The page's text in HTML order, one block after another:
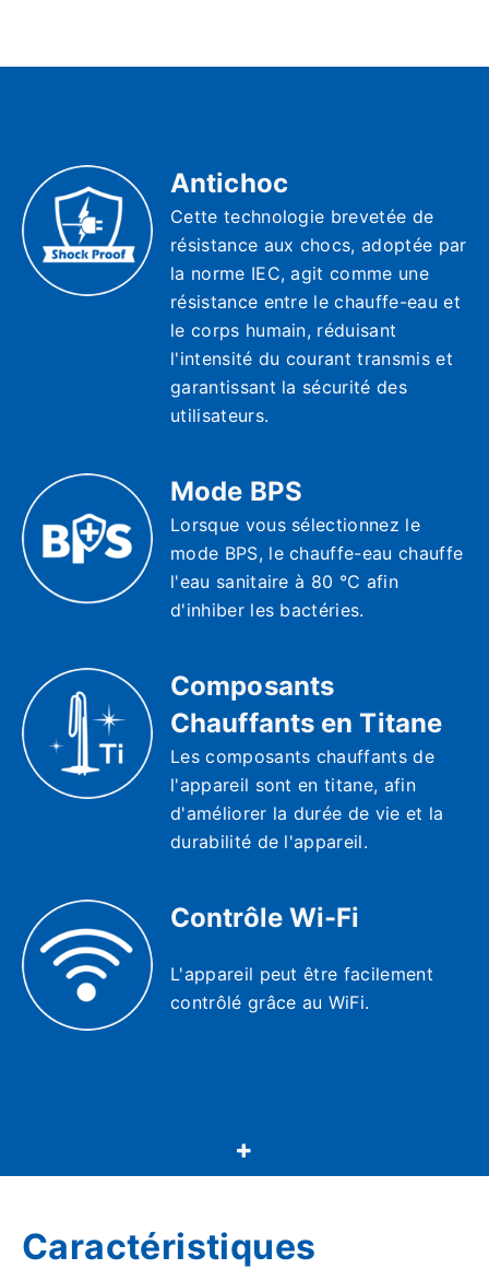
Antichoc
Cette technologie brevetée de
résistance aux chocs, adoptée par
la norme IEC, agit comme une
résistance entre le chauffe-eau et
le corps humain, réduisant
l'intensité du courant transmis et
garantissant la sécurité des
utilisateurs.
Mode BPS
Lorsque vous sélectionnez le
mode BPS, le chauffe-eau chauffe
l'eau sanitaire à 80 °C afin
d'inhiber les bactéries.
Composants
Chauffants en Titane
Les composants chauffants de
l'appareil sont en titane, afin
d'améliorer la durée de vie et la
durabilité de l'appareil.
Contrôle Wi-Fi
L'appareil peut être facilement
contrôlé grâce au WiFi.
Caractéristiques